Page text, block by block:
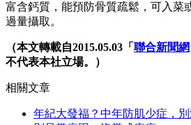
富含鈣質，能預防骨質疏鬆，可入菜
過量攝取。
（本文轉載自2015.05.03「 聯合新聞網
不代表本社立場。）
相關文章
年紀大發福？中年防肌少症，